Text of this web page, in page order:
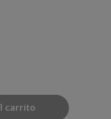
carrito